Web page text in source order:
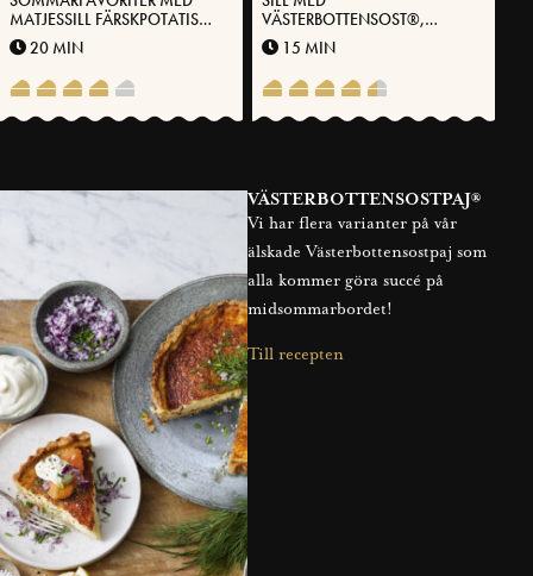
MATJESSILL FÄRSKPOTATIS
OCH VÄSTERBOTTENSOST®
20 MIN
VÄSTERBOTTENSOST®,
CITRON OCH FORELLROM
15 MIN
VÄSTERBOTTENSOSTPAJ®
Vi har flera varianter på vår
älskade Västerbottensostpaj som
alla kommer göra succé på
midsommarbordet!
Till recepten